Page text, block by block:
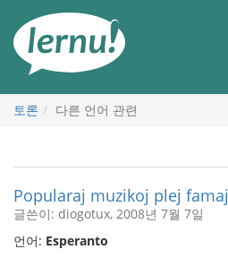
토론 다른 언어 관련
Popularaj muzikoj plej famaj
글쓴이: diogotux, 2008년 7월 7일
언어: Esperanto